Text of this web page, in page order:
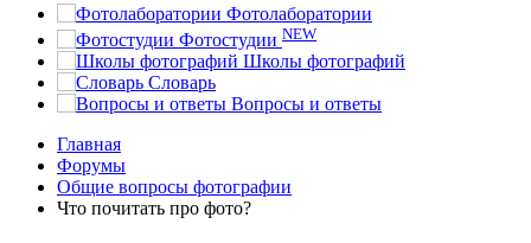
Фотолаборатории
Фотостудии NEW
Школы фотографий
Словарь
Вопросы и ответы
Главная
Форумы
Общие вопросы фотографии
Что почитать про фото?